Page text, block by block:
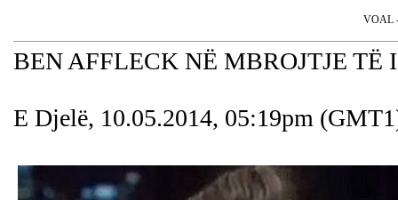
VOAL
BEN AFFLECK NË MBROJTJE TË
E Djelë, 10.05.2014, 05:19pm